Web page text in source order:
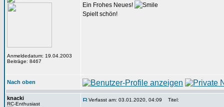
Anmeldedatum: 19.04.2003
Beiträge: 8467
Ein Frohes Neues!
Spielt schön!
Nach oben
knacki
RC-Enthusiast
Verfasst am: 03.01.2020, 04:09 Titel: